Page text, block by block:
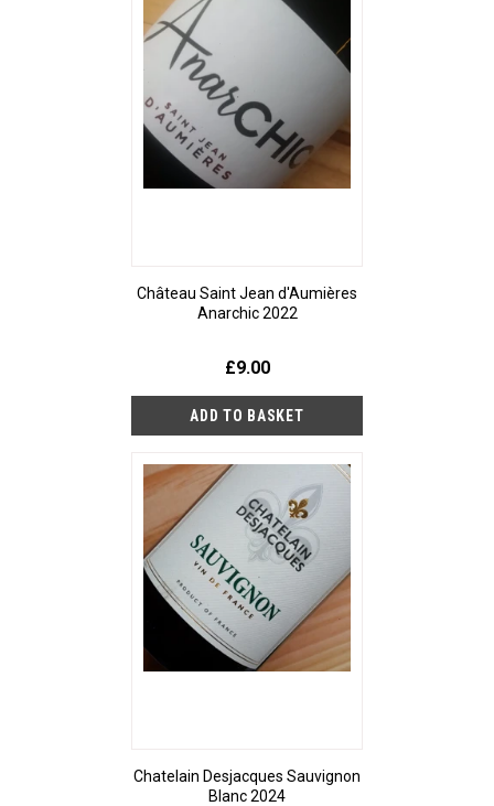
Château Saint Jean d'Aumières
Anarchic 2022
£9.00
Chatelain Desjacques Sauvignon
Blanc 2024